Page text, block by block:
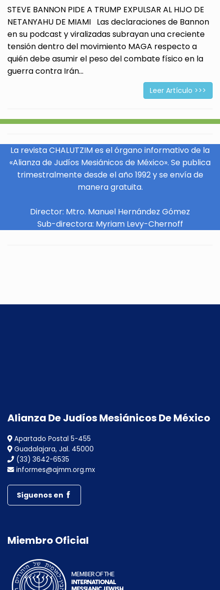
STEVE BANNON PIDE A TRUMP EXPULSAR AL HIJO DE
NETANYAHU DE MIAMI Las declaraciones de Bannon
en su podcast y viralizadas subrayan una creciente
tensión dentro del movimiento MAGA respecto a
quién debe asumir el peso del combate físico en la
guerra contra Irán...
Leer Artículo >>>
La revista CHALUTZIM es el órgano informativo de la
«Alianza de Judíos Mesiánicos de México». Se publica
trimestralmente desde el año 1992 y se envía de
manera gratuita.
Director: Mtro. Manuel Hernández Gómez
Sub-directora: Myriam Levy-Chernoff
Alianza De Judíos Mesiánicos De México
Apartado Postal 5-455
Guadalajara, Jal. 45000
(33) 3642-6535
informes@ajmm.org.mx
Síguenos en
Miembro Oficial